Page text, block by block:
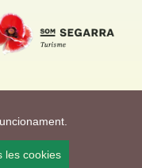
les cookies